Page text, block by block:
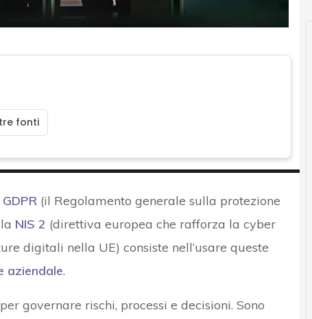
fonti
GDPR(il Regolamento generale sulla protezione
NIS 2 (direttiva europea che rafforza la cyber
digitali nella UE) consiste nell’usare queste
aziendale.
governare rischi, processi e decisioni. Sono